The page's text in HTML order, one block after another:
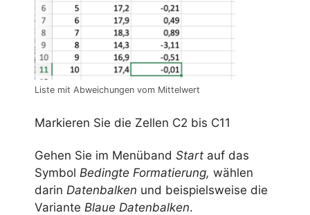
Liste mit Abweichungen vom Mittelwert
Markieren Sie die Zellen C2 bis C11
Gehen Sie im Menüband Start auf das
Symbol Bedingte Formatierung, wählen
darin Datenbalken und beispielsweise die
Variante Blaue Datenbalken.